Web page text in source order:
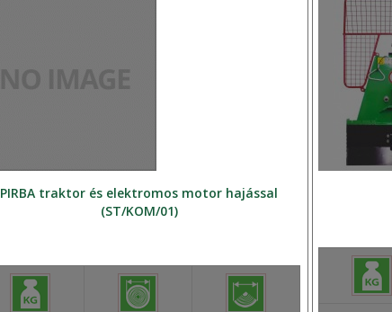
PIRBA traktor és elektromos motor hajással
(ST/KOM/01)